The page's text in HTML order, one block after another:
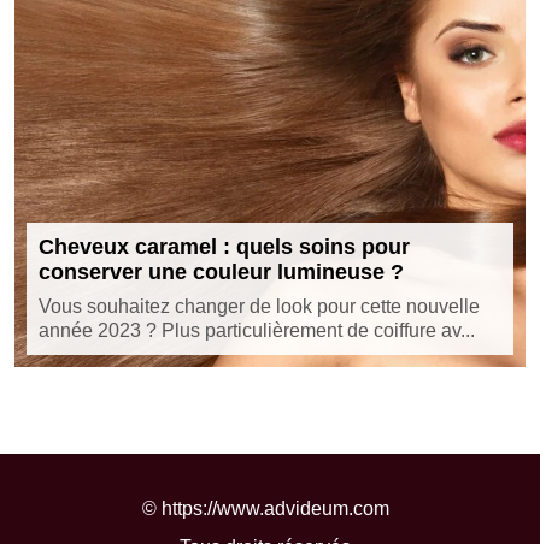
Cheveux caramel : quels soins pour
conserver une couleur lumineuse ?
Vous souhaitez changer de look pour cette nouvelle
année 2023 ? Plus particulièrement de coiffure av...
© https://www.advideum.com